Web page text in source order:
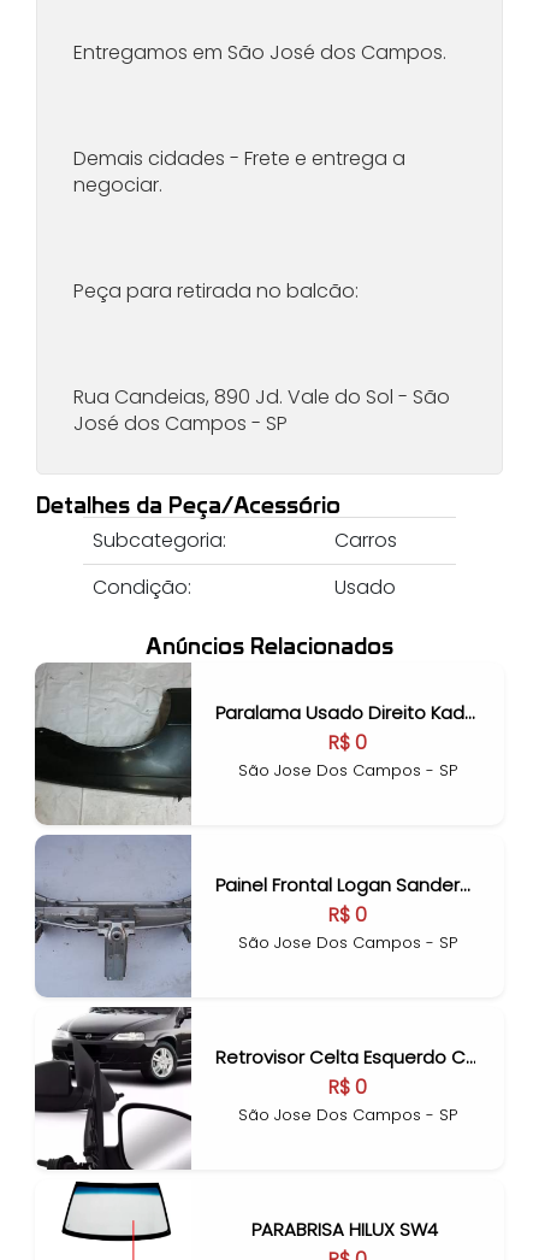
Entregamos em São José dos Campos.
Demais cidades - Frete e entrega a
negociar.
Peça para retirada no balcão:
Rua Candeias, 890 Jd. Vale do Sol - São
José dos Campos - SP
Detalhes da Peça/Acessório
Subcategoria:
Carros
Condição:
Usado
Anúncios Relacionados
Paralama Usado Direito Kadet 1989, 1990, 1991, 1992, 1993, 1994, 1995, 1996, 1997, 1998
R$ 0
São Jose Dos Campos - SP
Painel Frontal Logan Sandero 2015 16 2017
R$ 0
São Jose Dos Campos - SP
Retrovisor Celta Esquerdo Controle Manual
R$ 0
São Jose Dos Campos - SP
PARABRISA HILUX SW4